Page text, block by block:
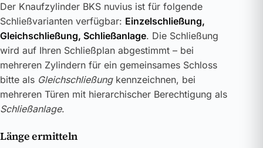
Der Knaufzylinder BKS nuvius ist für folgende
Schließvarianten verfügbar: Einzelschließung,
Gleichschließung, Schließanlage. Die Schließung
wird auf Ihren Schließplan abgestimmt – bei
mehreren Zylindern für ein gemeinsames Schloss
bitte als Gleichschließungkennzeichnen, bei
mehreren Türen mit hierarchischer Berechtigung als
Schließanlage.
Länge ermitteln